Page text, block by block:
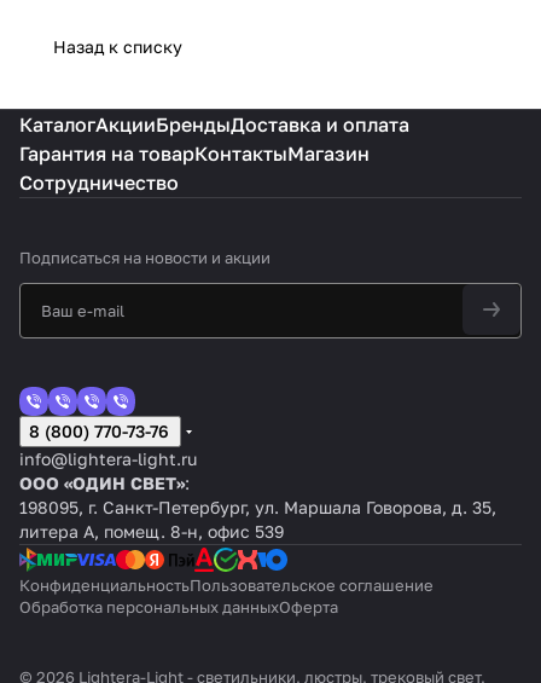
Назад к списку
КаталогАкцииБрендыДоставка и оплата
Гарантия на товарКонтактыМагазин
Сотрудничество
Подписаться на новости и акции
8 (800) 770-73-76
info@lightera-light.ru
ООО «ОДИН СВЕТ»:
198095, г. Санкт-Петербург, ул. Маршала Говорова, д. 35,
литера А, помещ. 8-н, офис 539
КонфиденциальностьПользовательское соглашение
Обработка персональных данныхОферта
© 2026 Lightera-Light - светильники, люстры, трековый свет,